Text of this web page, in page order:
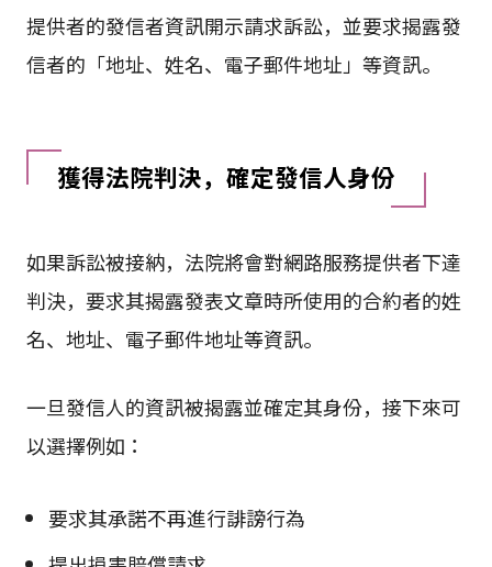
提供者的發信者資訊開示請求訴訟，並要求揭露發
信者的「地址、姓名、電子郵件地址」等資訊。
獲得法院判決，確定發信人身份
如果訴訟被接納，法院將會對網路服務提供者下達
判決，要求其揭露發表文章時所使用的合約者的姓
名、地址、電子郵件地址等資訊。
一旦發信人的資訊被揭露並確定其身份，接下來可
以選擇例如：
要求其承諾不再進行誹謗行為